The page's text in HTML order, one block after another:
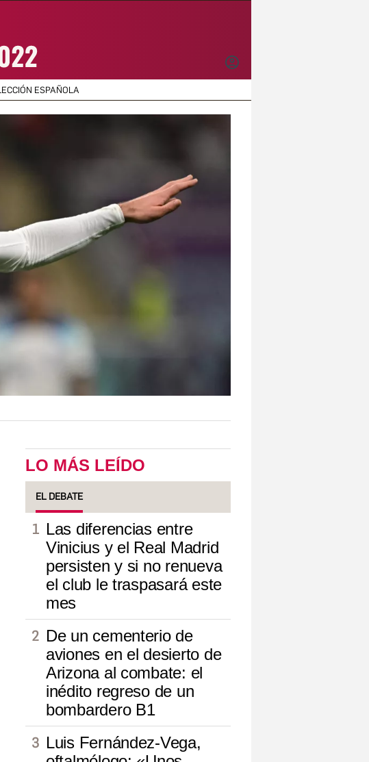
INICIAR
ESPAÑOLA
LO MÁS LEÍDO
EL DEBATE
Las diferencias entre
Vinicius y el Real Madrid
persisten y si no renueva
el club le traspasará este
mes
De un cementerio de
aviones en el desierto de
Arizona al combate: el
inédito regreso de un
bombardero B1
Luis Fernández-Vega,